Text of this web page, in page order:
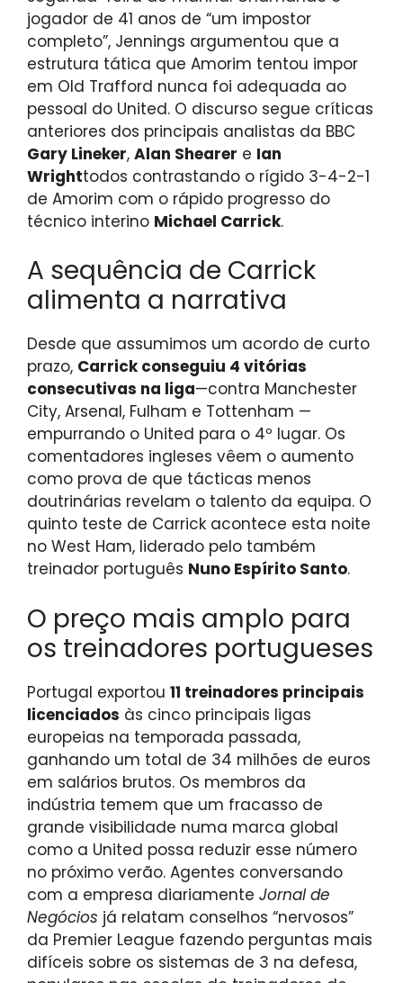
jogador de 41 anos de “um impostor
completo”, Jennings argumentou que a
estrutura tática que Amorim tentou impor
em Old Trafford nunca foi adequada ao
pessoal do United. O discurso segue críticas
anteriores dos principais analistas da BBC
Gary Lineker, Alan Shearer e Ian
Wrighttodos contrastando o rígido 3-4-2-1
de Amorim com o rápido progresso do
técnico interino Michael Carrick.
A sequência de Carrick
alimenta a narrativa
Desde que assumimos um acordo de curto
prazo, Carrick conseguiu 4 vitórias
consecutivas na liga—contra Manchester
City, Arsenal, Fulham e Tottenham —
empurrando o United para o 4º lugar. Os
comentadores ingleses vêem o aumento
como prova de que tácticas menos
doutrinárias revelam o talento da equipa. O
quinto teste de Carrick acontece esta noite
no West Ham, liderado pelo também
treinador português Nuno Espírito Santo.
O preço mais amplo para
os treinadores portugueses
Portugal exportou 11 treinadores principais
licenciados às cinco principais ligas
europeias na temporada passada,
ganhando um total de 34 milhões de euros
em salários brutos. Os membros da
indústria temem que um fracasso de
grande visibilidade numa marca global
como a United possa reduzir esse número
no próximo verão. Agentes conversando
com a empresa diariamente Jornal de
Negócios já relatam conselhos “nervosos”
da Premier League fazendo perguntas mais
difíceis sobre os sistemas de 3 na defesa,